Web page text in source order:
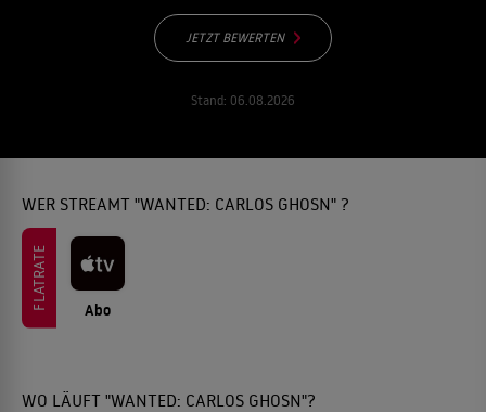
JETZT BEWERTEN
Stand: 06.08.2026
WER STREAMT "WANTED: CARLOS GHOSN" ?
FLATRATE Abo
WO LÄUFT "WANTED: CARLOS GHOSN"?